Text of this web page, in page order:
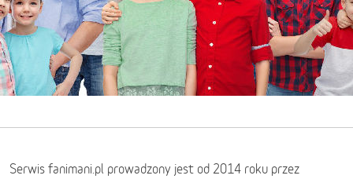
Serwis fanimani.pl prowadzony jest od 2014 roku przez